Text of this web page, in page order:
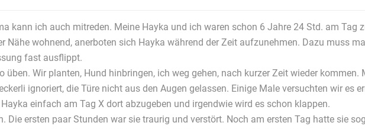
kann ich auch mitreden. Meine Hayka und ich waren schon 6 Jahre 24 Std. am Tag
Nähe wohnend, anerboten sich Hayka während der Zeit aufzunehmen. Dazu muss
fast ausflippt.
üben. Wir planten, Hund hinbringen, ich weg gehen, nach kurzer Zeit wieder
ignoriert, die Türe nicht aus den Augen gelassen. Einige Male versuchten wir es
einfach am Tag X dort abzugeben und irgendwie wird es schon klappen.
Die ersten paar Stunden war sie traurig und verstört. Noch am ersten Tag hatte sie